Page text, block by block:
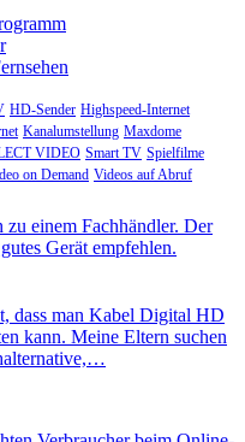
HD-Sender Highspeed-Internet
Kanalumstellung Maxdome
VIDEO Smart TV Spielfilme
on Demand Videos auf Abruf
zu einem Fachhändler. Der
Gerät empfehlen.
dass man Kabel Digital HD
kann. Meine Eltern suchen